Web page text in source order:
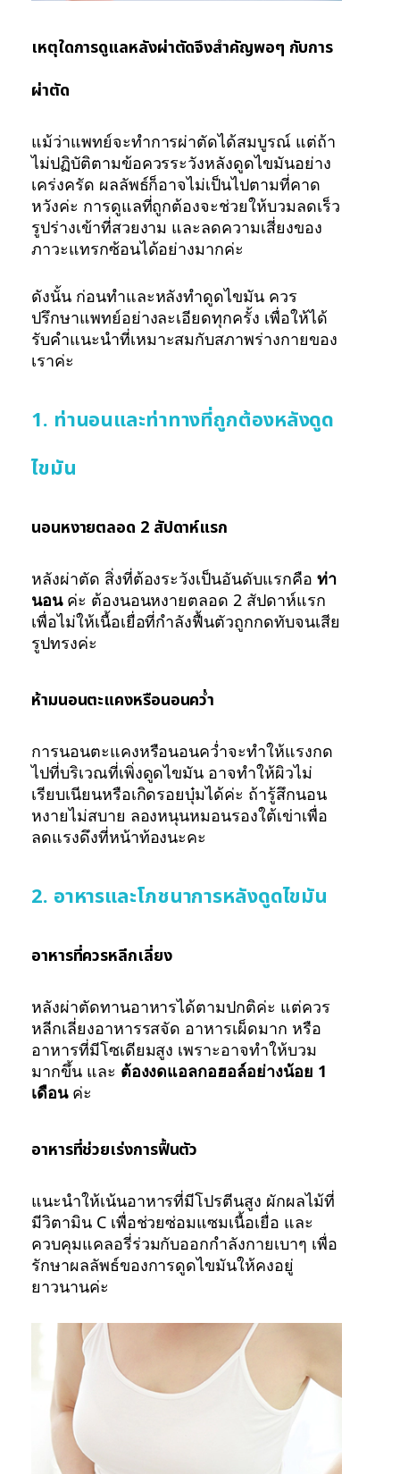
เหตุใดการดูแลหลังผ่าตัดจึงสำคัญพอๆ กับการ
ผ่าตัด
แม้ว่าแพทย์จะทำการผ่าตัดได้สมบูรณ์ แต่ถ้า
ไม่ปฏิบัติตามข้อควรระวังหลังดูดไขมันอย่าง
เคร่งครัด ผลลัพธ์ก็อาจไม่เป็นไปตามที่คาด
หวังค่ะ การดูแลที่ถูกต้องจะช่วยให้บวมลดเร็ว
รูปร่างเข้าที่สวยงาม และลดความเสี่ยงของ
ภาวะแทรกซ้อนได้อย่างมากค่ะ
ดังนั้น ก่อนทำและหลังทำดูดไขมัน ควร
ปรึกษาแพทย์อย่างละเอียดทุกครั้ง เพื่อให้ได้
รับคำแนะนำที่เหมาะสมกับสภาพร่างกายของ
เราค่ะ
1. ท่านอนและท่าทางที่ถูกต้องหลังดูด
ไขมัน
นอนหงายตลอด 2 สัปดาห์แรก
หลังผ่าตัด สิ่งที่ต้องระวังเป็นอันดับแรกคือ ท่า
นอนค่ะ ต้องนอนหงายตลอด 2 สัปดาห์แรก
เพื่อไม่ให้เนื้อเยื่อที่กำลังฟื้นตัวถูกกดทับจนเสีย
รูปทรงค่ะ
ห้ามนอนตะแคงหรือนอนคว่ำ
การนอนตะแคงหรือนอนคว่ำจะทำให้แรงกด
ไปที่บริเวณที่เพิ่งดูดไขมัน อาจทำให้ผิวไม่
เรียบเนียนหรือเกิดรอยบุ๋มได้ค่ะ ถ้ารู้สึกนอน
หงายไม่สบาย ลองหนุนหมอนรองใต้เข่าเพื่อ
ลดแรงดึงที่หน้าท้องนะคะ
2. อาหารและโภชนาการหลังดูดไขมัน
อาหารที่ควรหลีกเลี่ยง
หลังผ่าตัดทานอาหารได้ตามปกติค่ะ แต่ควร
หลีกเลี่ยงอาหารรสจัด อาหารเผ็ดมาก หรือ
อาหารที่มีโซเดียมสูง เพราะอาจทำให้บวม
มากขึ้น และ ต้องงดแอลกอฮอล์อย่างน้อย 1
เดือนค่ะ
อาหารที่ช่วยเร่งการฟื้นตัว
แนะนำให้เน้นอาหารที่มีโปรตีนสูง ผักผลไม้ที่
มีวิตามิน C เพื่อช่วยซ่อมแซมเนื้อเยื่อ และ
ควบคุมแคลอรี่ร่วมกับออกกำลังกายเบาๆ เพื่อ
รักษาผลลัพธ์ของการดูดไขมันให้คงอยู่
ยาวนานค่ะ